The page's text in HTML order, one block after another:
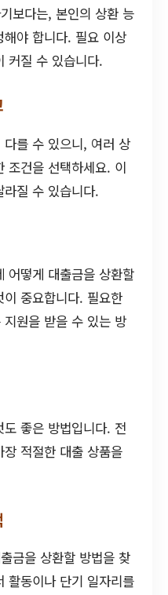
보다는, 본인의 상환 능
야 합니다. 필요 이상
커질 수 있습니다.
를 수 있으니, 여러 상
조건을 선택하세요. 이
질 수 있습니다.
어떻게 대출금을 상환할
중요합니다. 필요한
원을 받을 수 있는 방
좋은 방법입니다. 전
적절한 대출 상품을
금을 상환할 방법을 찾
활동이나 단기 일자리를